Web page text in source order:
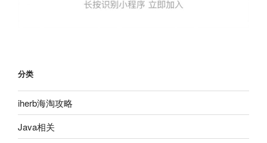
分类
iherb海淘攻略
Java相关